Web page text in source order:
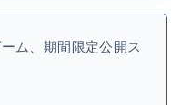
ム、期間限定公開ス